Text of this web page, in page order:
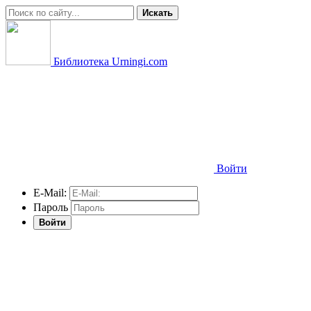
Искать
Библиотека Urningi.com
Войти
E-Mail:
Пароль
Войти